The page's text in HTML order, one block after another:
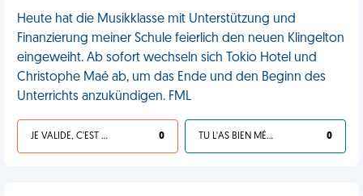
Heute hat die Musikklasse mit Unterstützung und
Finanzierung meiner Schule feierlich den neuen Klingelton
eingeweiht. Ab sofort wechseln sich Tokio Hotel und
Christophe Maé ab, um das Ende und den Beginn des
Unterrichts anzukündigen. FML
JE VALIDE, C'EST UNE VDM 0 TU L'AS BIEN MÉRITÉ 0